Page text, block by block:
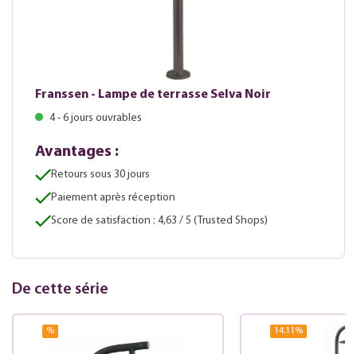
Franssen - Lampe de terrasse Selva Noir
4 - 6 jours ouvrables
Avantages :
Retours sous 30 jours
Paiement après réception
Score de satisfaction : 4,63 / 5 (Trusted Shops)
De cette série
% 14.11 %